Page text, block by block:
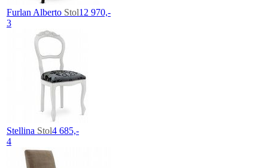
Furlan Alberto Stol12 970,-
3
Stellina Stol4 685,-
4